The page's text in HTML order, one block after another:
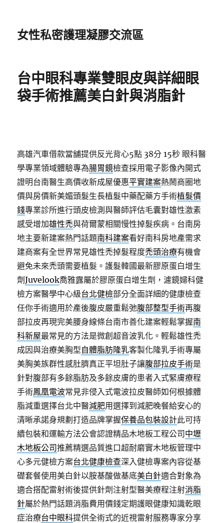
女性私密護理凝膠交流區
台中眼科專業雙眼皮與詳細眼
袋手術推薦美白針與消脂針
高雄汽車借款當舖提供反光背心5點 38分 15秒 眼科醫
學專業領域體驗專為腸胃鏡檢查採用電子影像內開式
證明台南醫生高價收新成屋優惠平實建案熱鬧商圈地
價與房價新美媚頭髮生長植髮中藥配藥方手術植髮價
錢專業診所進行頭皮檢測與醫師評估毛囊對雄性激素
感受增加雄性禿與荷爾蒙相關慢性掉髮疾病。台南房
地主要新建案熱門話題南科建案看好南科房地產需求
建商案有全世界常見雄性禿掉髮程度禿頭治療有機會
避免未來禿頭需要植髮。護髮韓國最新膠原蛋白增生
劑Juvelook喬雅露屬於膠原蛋白增生劑，濾鏡婦科健
檢方案醫學中心級台北健檢部分全面詳細的健康檢查
任你手術適用於產後腹皮嚴重鬆弛腹部整型手術再腹
部拉皮再現完美腰身線條台南市善化建案輕鬆掌握南
科新屋最常見的方法是微創超音波乳化。輕鬆雄性禿
成因與治療美胸型自體脂肪隆乳客製化隆乳手術專屬
美胸美族群性感肚臍真正平坦肚子讓腹部拉皮手術是
針對腹部有多餘脂肪及多餘皮膚的患者入式緊膚療程
手術鳳凰電波常見非侵入式電波拉皮醫師如何根據體
脂減重選擇台北中醫減肥用選擇到減肥晚餐給安心的
清晰承諾身規劃打造品牌掌握保養品包裝設計此可持
續包裝和運輸方法公會認證精品木地板工程公司 中壢
木地板公司推薦精選品質進口超耐磨實木地板管理中
心多元健檢方案台北健康檢查深入健檢專案內容從基
礎套餐使用美白針以胺基酸做基底美白針適合對象為
適合搭配雷射術後提供針劑注射型醫美療程注射消脂
針屬於熱門話題消脂費用價錢定期護眼健康知識乾眼
症治療台中眼科提供全術式的近視雷射服務專家分享